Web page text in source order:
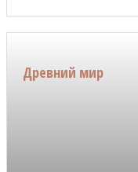
Древний мир